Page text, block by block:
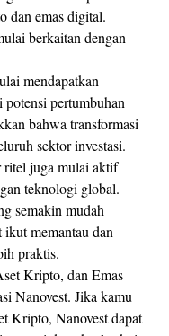
dan emas digital.
berkaitan dengan
mendapatkan
pertumbuhan
bahwa transformasi
sektor investasi.
ritel juga mulai aktif
teknologi global.
semakin mudah
memantau dan
praktis.
Kripto, dan Emas
Nanovest. Jika kamu
Kripto, Nanovest dapat